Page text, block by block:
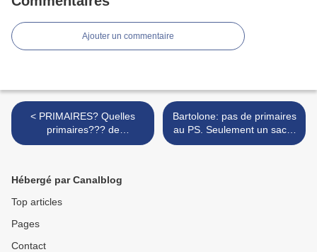
Ajouter un commentaire
< PRIMAIRES? Quelles
primaires??? de
"ratification"? de qui et de
Bartolone: pas de primaires
au PS. Seulement un sacre
>
Hébergé par Canalblog
Top articles
Pages
Contact